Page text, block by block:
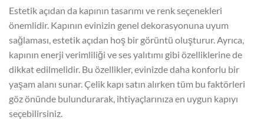
Estetik açıdan da kapının tasarımı ve renk seçenekleri
önemlidir. Kapının evinizin genel dekorasyonuna uyum
sağlaması, estetik açıdan hoş bir görüntü oluşturur. Ayrıca,
kapının enerji verimliliği ve ses yalıtımı gibi özelliklerine de
dikkat edilmelidir. Bu özellikler, evinizde daha konforlu bir
yaşam alanı sunar. Çelik kapı satın alırken tüm bu faktörleri
göz önünde bulundurarak, ihtiyaçlarınıza en uygun kapıyı
seçebilirsiniz.